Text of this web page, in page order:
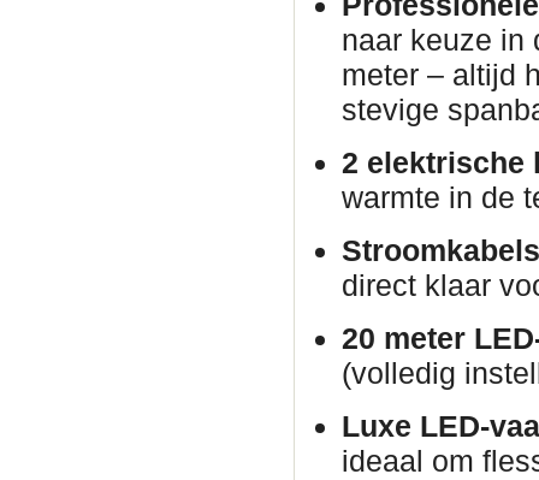
naar keuze in
meter – altijd
stevige
2 elektrische
warmte in de
direct klaar
20 meter
(volledig
Luxe LED-
ideaal om